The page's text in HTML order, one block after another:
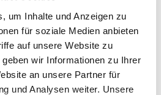
um Inhalte und Anzeigen zu
für soziale Medien anbieten
auf unsere Website zu
wir Informationen zu Ihrer
an unsere Partner für
und Analysen weiter. Unsere
auch interessieren